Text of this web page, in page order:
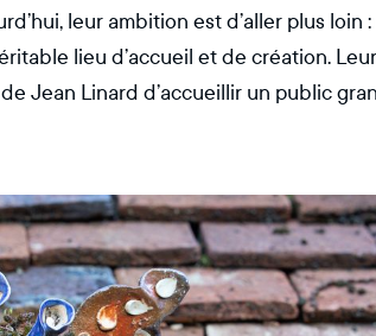
leur ambition est d’aller plus loin
lieu d’accueil et de création. Leur
Jean Linard d’accueillir un public